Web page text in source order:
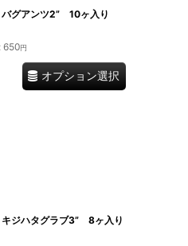
グアンツ2” 10ヶ入り
: 650円
オプション選択
ジハタグラブ3” 8ヶ入り